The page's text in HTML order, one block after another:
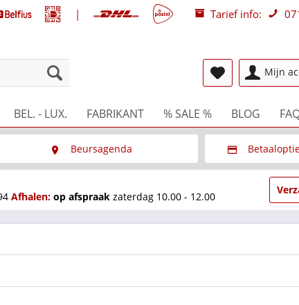
| Tarief info:
Mijn
Beursagenda
Via
Afhalen: op afspraak zaterdag 10.00 - 12.00